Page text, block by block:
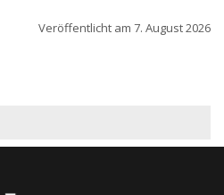
Veröffentlicht am 7. August 2026